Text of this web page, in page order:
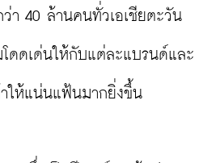
า 40 ล้านคนทั่วเอเชียตะวัน
ดดเด่นให้กับแต่ละแบรนด์และ
ให้แน่นแฟ้นมากยิ่งขึ้น